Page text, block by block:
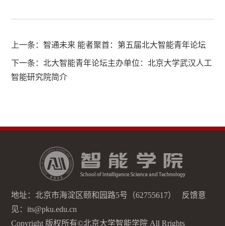
上一条：智通未来 能者聚首：第五届北大智能青年论坛
下一条：北大智能青年论坛主办单位：北京大学武汉人工
智能研究院简介
地址：北京市海淀区颐和园路5号（62755617） 反馈意
见：its@pku.edu.cn
Copyright 版权所有©北京大学智能学院 All Rrights